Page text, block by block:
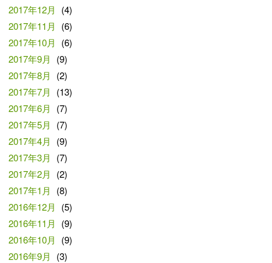
2017年12月
(4)
2017年11月
(6)
2017年10月
(6)
2017年9月
(9)
2017年8月
(2)
2017年7月
(13)
2017年6月
(7)
2017年5月
(7)
2017年4月
(9)
2017年3月
(7)
2017年2月
(2)
2017年1月
(8)
2016年12月
(5)
2016年11月
(9)
2016年10月
(9)
2016年9月
(3)